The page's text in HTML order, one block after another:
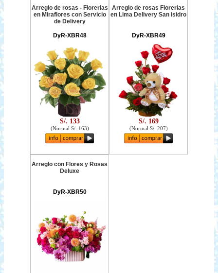
Arreglo de rosas - Florerias
en Miraflores con Servicio
de Delivery
DyR-XBR48
S/. 133
(Normal S/. 163)
Arreglo de rosas Florerias
en Lima Delivery San isidro
DyR-XBR49
S/. 169
(Normal S/. 207)
Arreglo con Flores y Rosas
Deluxe
DyR-XBR50